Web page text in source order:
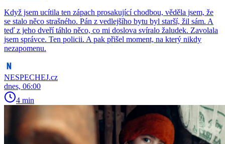
Když jsem ucítila ten zápach prosakující chodbou, věděla jsem, že
se stalo něco strašného. Pán z vedlejšího bytu byl starší, žil sám. A
teď z jeho dveří táhlo něco, co mi doslova svíralo žaludek. Zavolala
jsem správce. Ten policii. A pak přišel moment, na který nikdy
nezapomenu.
NESPECHEJ.cz
dnes, 06:00
4 min